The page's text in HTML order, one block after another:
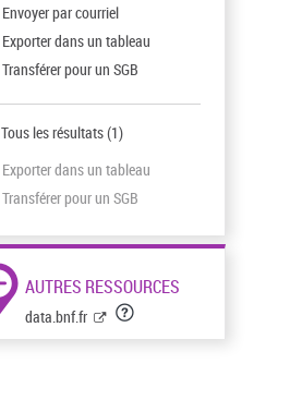
Envoyer par courriel
Exporter dans un tableau
Transférer pour un SGB
Tous les résultats(1)
Exporter dans un tableau
Transférer pour un SGB
AUTRES RESSOURCES
data.bnf.fr